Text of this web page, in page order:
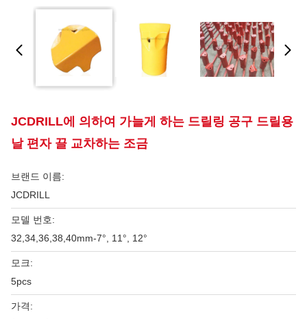
JCDRILL에 의하여 가늘게 하는 드릴링 공구 드릴용
날 편자 끌 교차하는 조금
브랜드 이름:
JCDRILL
모델 번호:
32,34,36,38,40mm-7°, 11°, 12°
모크:
5pcs
가격: